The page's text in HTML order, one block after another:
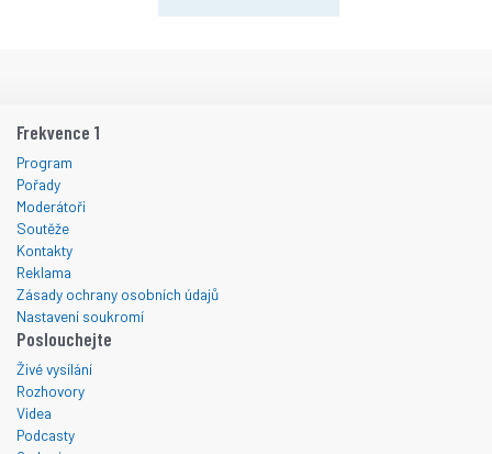
Frekvence 1
Program
Pořady
Moderátoři
Soutěže
Kontakty
Reklama
Zásady ochrany osobních údajů
Nastavení soukromí
Poslouchejte
Živé vysílání
Rozhovory
Videa
Podcasty